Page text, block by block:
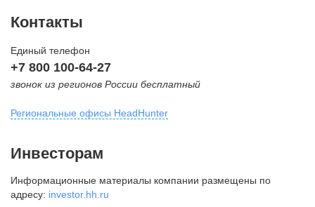
Контакты
Единый телефон
+7 800 100-64-27
звонок из регионов России бесплатный
Региональные офисы HeadHunter
внутригородская территория
Муниципальный округ Тверской,
2-я Брестская ул., д. 48,
Инвесторам
Информационные материалы компании размещены по
адресу: investor.hh.ru